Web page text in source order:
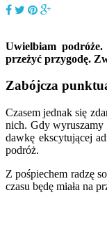
Uwielbiam
przeżyć przygodę.
Zabójcza
Czasem jednak się
nich. Gdy wyruszamy
dawkę ekscytującej
podróż.
Z pośpiechem radzę
czasu będę miała na